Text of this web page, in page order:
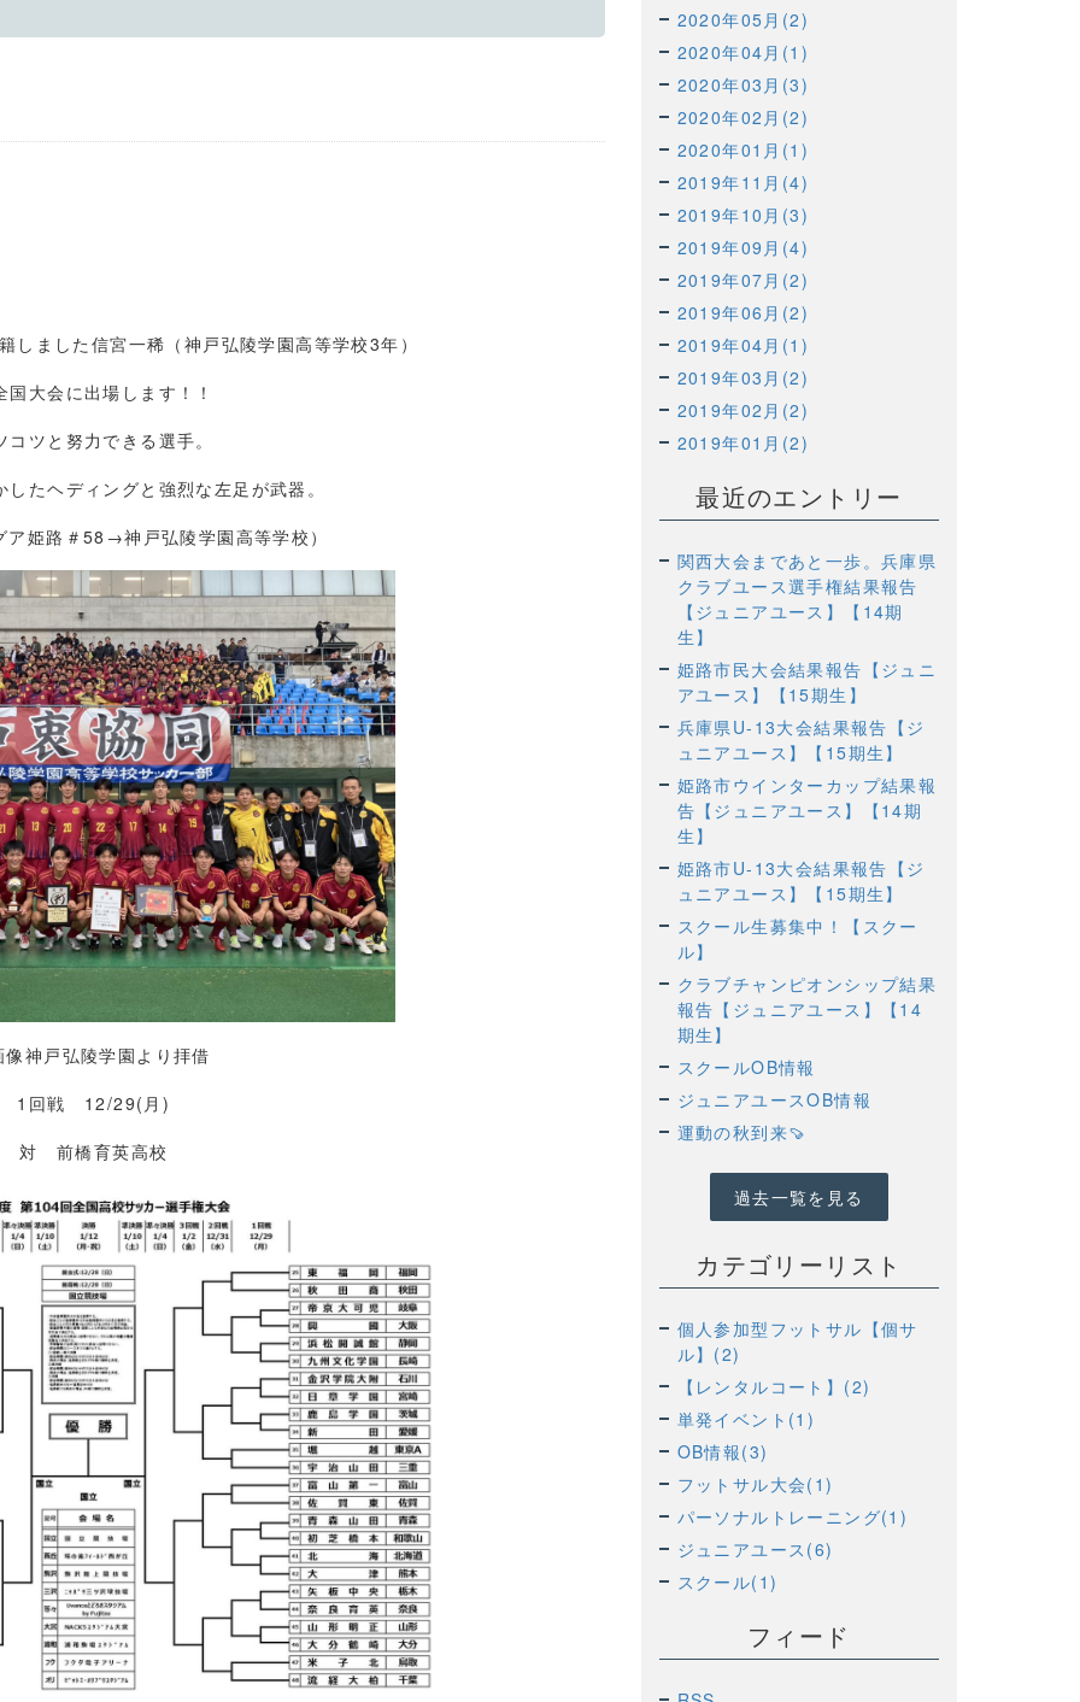
ました信宮一稀（神戸弘陵学園高等学校3年）
国大会に出場します！！
コツと努力できる選手。
たヘディングと強烈な左足が武器。
姫路＃58→神戸弘陵学園高等学校）
像神戸弘陵学園より拝借
1回戦 12/29(月)
対 前橋育英高校
2020年05月(2)
2020年04月(1)
2020年03月(3)
2020年02月(2)
2020年01月(1)
2019年11月(4)
2019年10月(3)
2019年09月(4)
2019年07月(2)
2019年06月(2)
2019年04月(1)
2019年03月(2)
2019年02月(2)
2019年01月(2)
最近のエントリー
関西大会まであと一歩。兵庫県
クラブユース選手権結果報告
【ジュニアユース】【14期
生】
姫路市民大会結果報告【ジュニ
アユース】【15期生】
兵庫県U-13大会結果報告【ジ
ュニアユース】【15期生】
姫路市ウインターカップ結果報
告【ジュニアユース】【14期
生】
姫路市U-13大会結果報告【ジ
ュニアユース】【15期生】
スクール生募集中！【スクー
ル】
クラブチャンピオンシップ結果
報告【ジュニアユース】【14
期生】
スクールOB情報
ジュニアユースOB情報
運動の秋到来🍠
過去一覧を見る
カテゴリーリスト
個人参加型フットサル【個サ
ル】(2)
【レンタルコート】(2)
単発イベント(1)
OB情報(3)
フットサル大会(1)
パーソナルトレーニング(1)
ジュニアユース(6)
スクール(1)
フィード